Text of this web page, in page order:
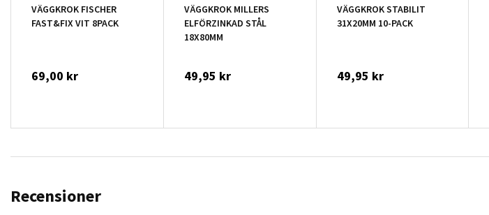
VÄGGKROK FISCHER
FAST&FIX VIT 8PACK
69,00 kr
VÄGGKROK MILLERS
ELFÖRZINKAD STÅL
18X80MM
49,95 kr
VÄGGKROK STABILIT
31X20MM 10-PACK
49,95 kr
Recensioner